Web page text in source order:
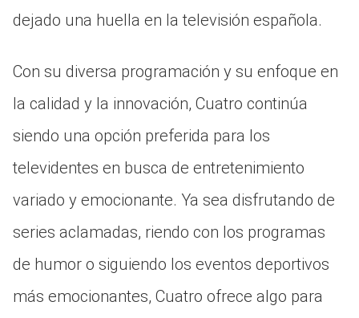
dejado una huella en la televisión española.
Con su diversa programación y su enfoque en
la calidad y la innovación, Cuatro continúa
siendo una opción preferida para los
televidentes en busca de entretenimiento
variado y emocionante. Ya sea disfrutando de
series aclamadas, riendo con los programas
de humor o siguiendo los eventos deportivos
más emocionantes, Cuatro ofrece algo para